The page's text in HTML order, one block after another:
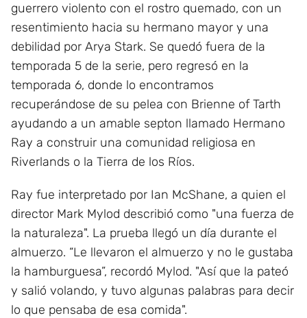
guerrero violento con el rostro quemado, con un
resentimiento hacia su hermano mayor y una
debilidad por Arya Stark. Se quedó fuera de la
temporada 5 de la serie, pero regresó en la
temporada 6, donde lo encontramos
recuperándose de su pelea con Brienne of Tarth
ayudando a un amable septon llamado Hermano
Ray a construir una comunidad religiosa en
Riverlands o la Tierra de los Ríos.
Ray fue interpretado por Ian McShane, a quien el
director Mark Mylod describió como "una fuerza de
la naturaleza". La prueba llegó un día durante el
almuerzo. “Le llevaron el almuerzo y no le gustaba
la hamburguesa”, recordó Mylod. "Así que la pateó
y salió volando, y tuvo algunas palabras para decir
lo que pensaba de esa comida".